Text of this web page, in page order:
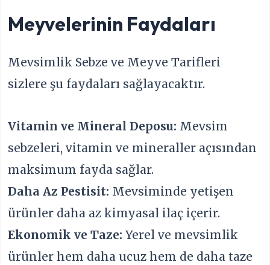
Meyvelerinin Faydaları
Mevsimlik Sebze ve Meyve Tarifleri
sizlere şu faydaları sağlayacaktır.
Vitamin ve Mineral Deposu: Mevsim
sebzeleri, vitamin ve mineraller açısından
maksimum fayda sağlar.
Daha Az Pestisit: Mevsiminde yetişen
ürünler daha az kimyasal ilaç içerir.
Ekonomik ve Taze: Yerel ve mevsimlik
ürünler hem daha ucuz hem de daha taze